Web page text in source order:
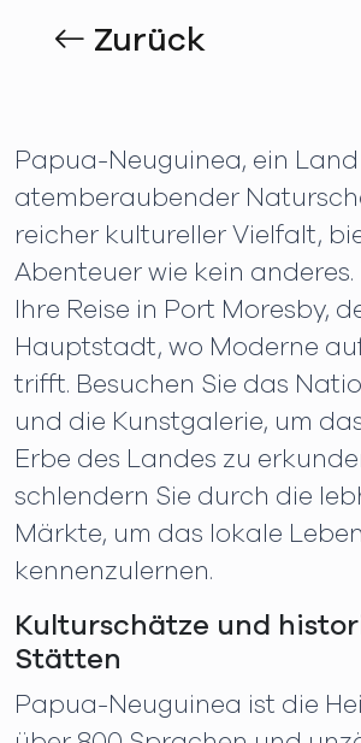
Zurück
Papua-Neuguinea, ein Land
atemberaubender
reicher kultureller Vielfalt,
Abenteuer wie kein anderes.
Ihre Reise in Port Moresby,
Hauptstadt, wo Moderne
trifft. Besuchen Sie das
und die Kunstgalerie, um
Erbe des Landes zu
schlendern Sie durch die
Märkte, um das lokale Leben
kennenzulernen.
Kulturschätze und
Stätten
Papua-Neuguinea ist die